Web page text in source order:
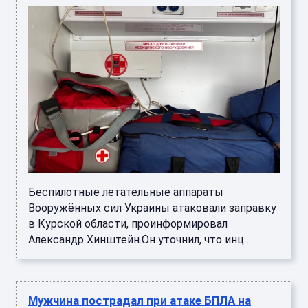
Беспилотные летательные аппараты
Вооружённых сил Украины атаковали заправку
в Курской области, проинформировал
Александр Хинштейн.Он уточнил, что инц ...
Мужчина пострадал при атаке БПЛА на